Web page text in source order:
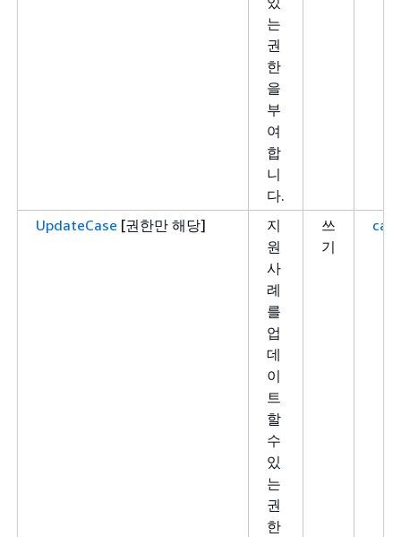
는
권
한
을
부
여
합
니
다.
UpdateCase [권한만 해당]
지
원
사
례
를
업
데
이
트
할
수
있
는
권
한
쓰
기